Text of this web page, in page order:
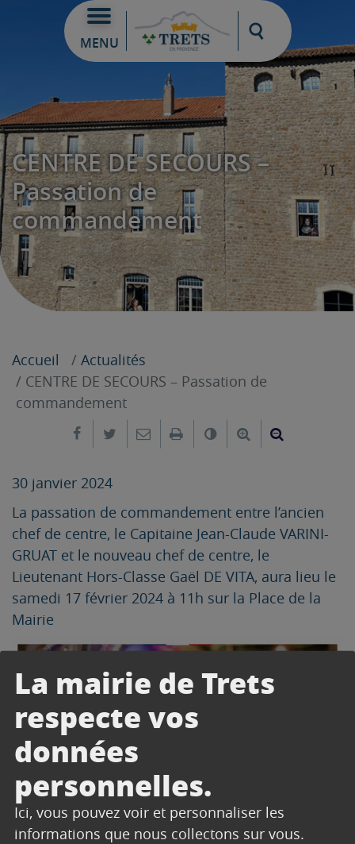
La mairie de Trets
respecte vos
données
personnelles.
Ici, vous pouvez voir et personnaliser les
informations que nous collectons sur vous.
MENU
Moteur de
CENTRE DE SECOURS –
Passation de
commandement
Accueil
Actualités
CENTRE DE SECOURS – Passation de
commandement
Partager sur Facebook
Partager sur Twitter
Envoyer par e-mail
ImprimerChanger leAgrandir le
30 janvier 2024
La passation de commandement entre l’ancien
chef de centre, le Capitaine Jean-Claude VARINI-
GRUAT et le nouveau chef de centre, le
Lieutenant Hors-Classe Gaël DE VITA, aura lieu le
samedi 17 février 2024 à 11h sur la Place de la
Mairie